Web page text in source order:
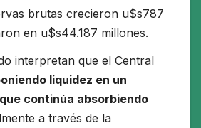
brutas crecieron u$s787
en u$s44.187 millones.
interpretan que el Central
liquidez en un
continúa absorbiendo
a través de la